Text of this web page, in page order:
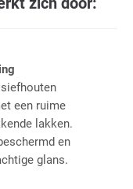
een ruime
lakken.
en
glans.